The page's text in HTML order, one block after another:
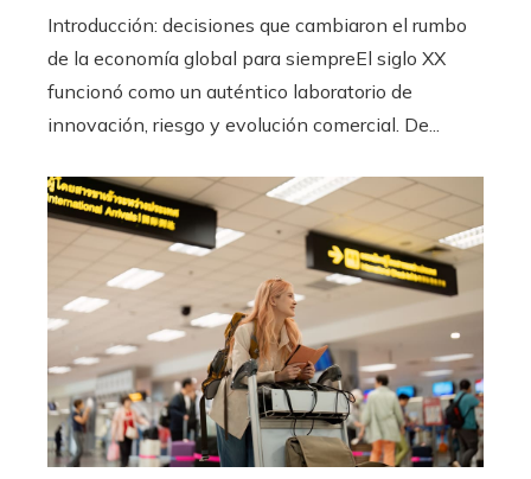
Introducción: decisiones que cambiaron el rumbo
de la economía global para siempreEl siglo XX
funcionó como un auténtico laboratorio de
innovación, riesgo y evolución comercial. De...